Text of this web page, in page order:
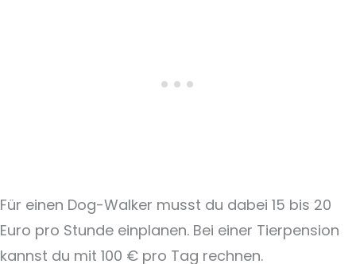
Für einen Dog-Walker musst du dabei 15 bis 20
Euro pro Stunde einplanen. Bei einer Tierpension
kannst du mit 100 € pro Tag rechnen.